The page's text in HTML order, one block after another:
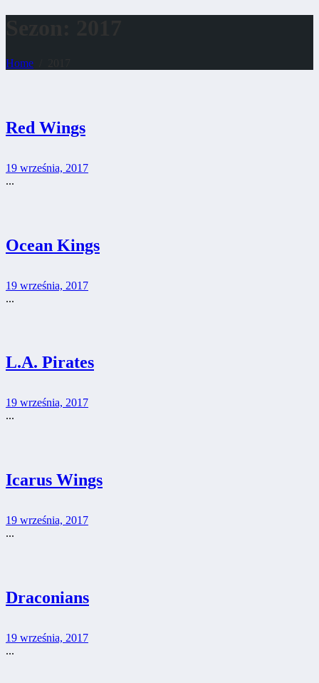
Home
Red Wings
19 września, 2017
...
Ocean Kings
19 września, 2017
...
L.A. Pirates
19 września, 2017
...
Icarus Wings
19 września, 2017
...
Draconians
19 września, 2017
...